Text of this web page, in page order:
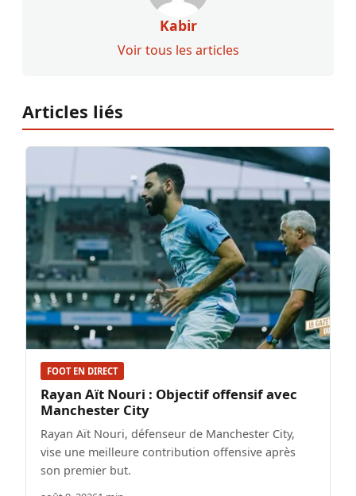
Kabir
Voir tous les articles
Articles liés
FOOT EN DIRECT
Rayan Aït Nouri : Objectif offensif avec
Manchester City
Rayan Aït Nouri, défenseur de Manchester City,
vise une meilleure contribution offensive après
son premier but.